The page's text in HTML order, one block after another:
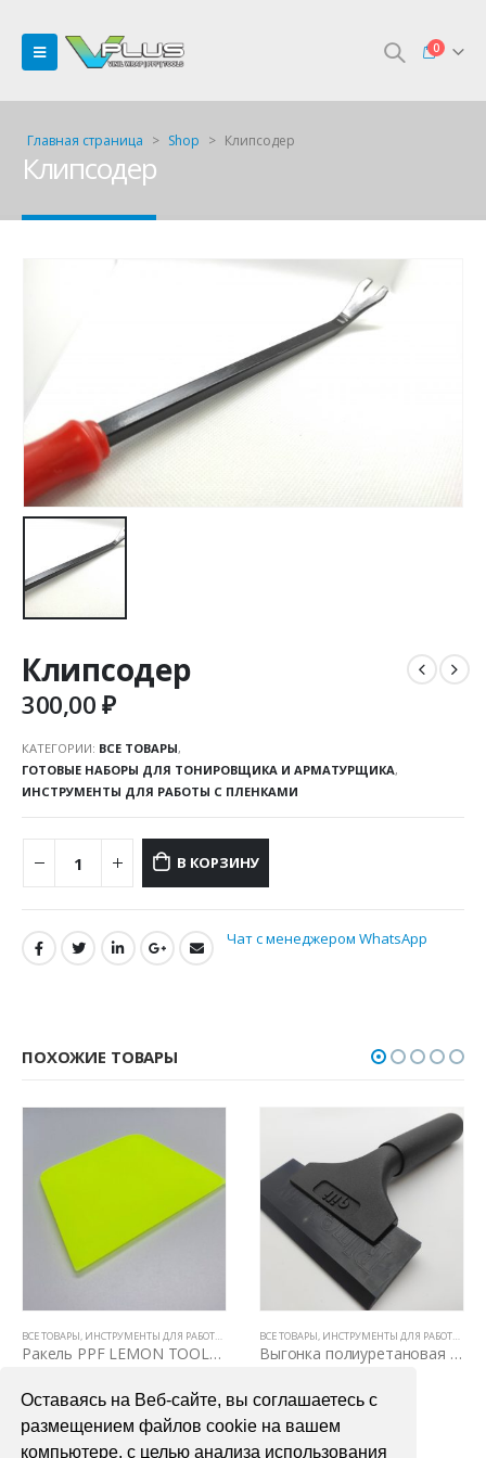
Оставаясь на Веб-сайте, вы соглашаетесь с
размещением файлов cookie на вашем
компьютере, с целью анализа использования
0
Главная страница > Shop > Клипсодер
Клипсодер
Клипсодер
300,00₽
КАТЕГОРИИ: ВСЕ ТОВАРЫ,
ГОТОВЫЕ НАБОРЫ ДЛЯ ТОНИРОВЩИКА И АРМАТУРЩИКА,
ИНСТРУМЕНТЫ ДЛЯ РАБОТЫ С ПЛЕНКАМИ
В КОРЗИНУ
Чат с менеджером WhatsApp
ПОХОЖИЕ ТОВАРЫ
,НОЖИ И ЛЕЗВИЯ
ВСЕ ТОВАРЫ, ИНСТРУМЕНТЫ ДЛЯ РАБОТЫ С ПЛЕНКАМИ ,РАКЕЛИ, ВЫГОНКИ И СГОНЫ
Ракель PPF LEMON TOOLS 7.5х8х10
В КОРЗИНУ
ВСЕ ТОВАРЫ, ИНСТРУМЕНТЫ ДЛЯ РАБОТЫ С ПЛЕНКАМИ
Выгонка полиуретановая с длинной ручкой BlueMax, средней жесткости
В КОРЗИНУ